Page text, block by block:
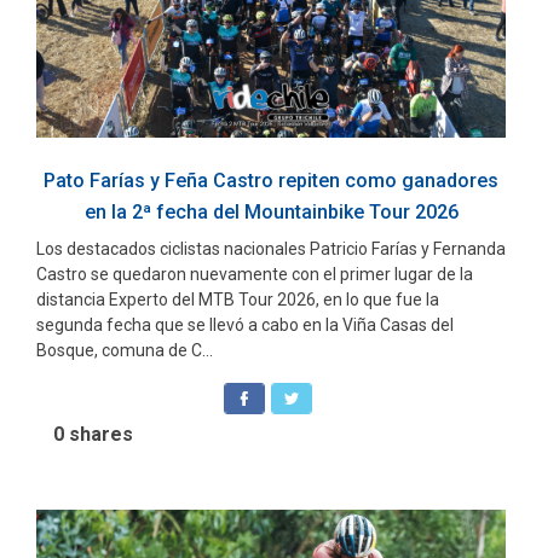
Pato Farías y Feña Castro repiten como ganadores
en la 2ª fecha del Mountainbike Tour 2026
Los destacados ciclistas nacionales Patricio Farías y Fernanda
Castro se quedaron nuevamente con el primer lugar de la
distancia Experto del MTB Tour 2026, en lo que fue la
segunda fecha que se llevó a cabo en la Viña Casas del
Bosque, comuna de C...
0 shares